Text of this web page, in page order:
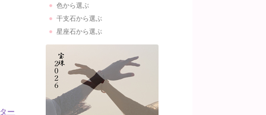
ー
色から選ぶ
干支石から選ぶ
星座石から選ぶ